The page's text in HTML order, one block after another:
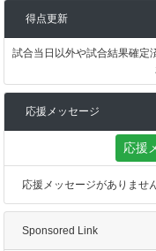
得点更新
試合当日以外や試合結果確定
応援メッセージ
応援
応援メッセージがありません
Sponsored Link